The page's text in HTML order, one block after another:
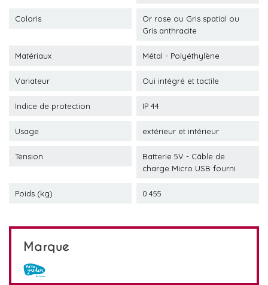
Coloris
Or rose ou Gris spatial ou
Gris anthracite
Matériaux Métal - Polyéthylène
Variateur Oui intégré et tactile
Indice de protection IP 44
Usage extérieur et intérieur
Tension
Batterie 5V - Câble de
charge Micro USB fourni
Poids (kg) 0.455
Marque